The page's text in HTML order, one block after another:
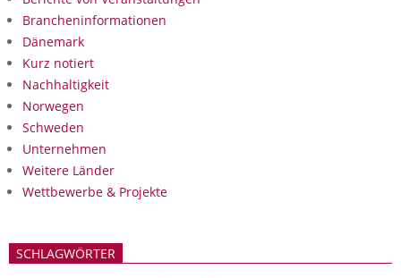
Brancheninformationen
Dänemark
Kurz notiert
Nachhaltigkeit
Norwegen
Schweden
Unternehmen
Weitere Länder
Wettbewerbe & Projekte
SCHLAGWÖRTER